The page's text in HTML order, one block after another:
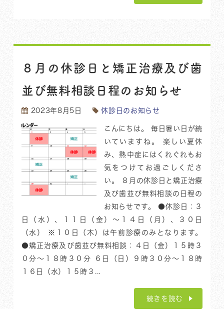
８月の休診日と矯正治療及び歯
並び無料相談日程のお知らせ
2023年8月5日 休診日のお知らせ
こんにちは。 毎日暑い日が続
いていますね。 楽しい夏休
み、熱中症にはくれぐれもお
気をつけてお過ごしくださ
い。 ８月の休診日と矯正治療
及び歯並び無料相談の日程の
お知らせです。 ●休診日：３
日（水）、１１日（金）〜１４日（月）、３０日
（水） ※１０日（木）は午前診療のみとなります。
●矯正治療及び歯並び無料相談：４日（金）１５時３
０分〜１８時３０分 ６日（日）９時３０分〜１８時
１６日（水）１５時３...
続きを読む